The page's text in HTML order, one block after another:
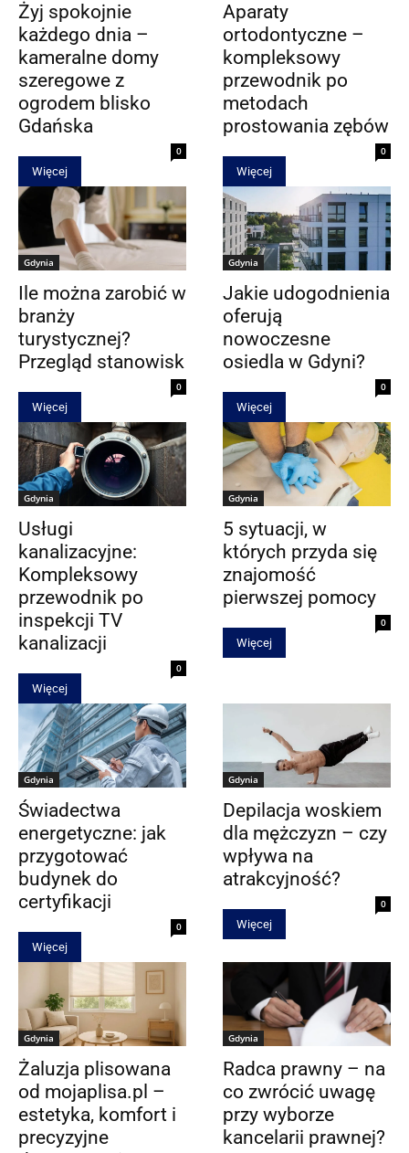
Żyj spokojnie
każdego dnia –
kameralne domy
szeregowe z
ogrodem blisko
Gdańska
0
Więcej
Aparaty
ortodontyczne –
kompleksowy
przewodnik po
metodach
prostowania zębów
0
Więcej
Gdynia
Ile można zarobić w
branży
turystycznej?
Przegląd stanowisk
0
Więcej
Gdynia
Jakie udogodnienia
oferują
nowoczesne
osiedla w Gdyni?
0
Więcej
Gdynia
Usługi
kanalizacyjne:
Kompleksowy
przewodnik po
inspekcji TV
kanalizacji
0
Więcej
Gdynia
5 sytuacji, w
których przyda się
znajomość
pierwszej pomocy
0
Więcej
Gdynia
Świadectwa
energetyczne: jak
przygotować
budynek do
certyfikacji
0
Więcej
Gdynia
Depilacja woskiem
dla mężczyzn – czy
wpływa na
atrakcyjność?
0
Więcej
Gdynia
Żaluzja plisowana
od mojaplisa.pl –
estetyka, komfort i
precyzyjne
Gdynia
Radca prawny – na
co zwrócić uwagę
przy wyborze
kancelarii prawnej?